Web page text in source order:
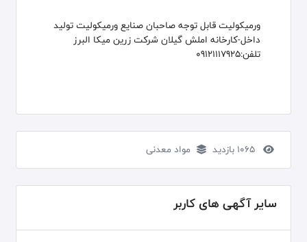
ورمیکولیت قابل توجه صاحبان صنایع ورمیکولیت تولید
داخل-کارخانه املش گیلان شرکت زرین میکا البرز
تلفن:09121117925
مواد معدنی
سایر آگهی های کاربر